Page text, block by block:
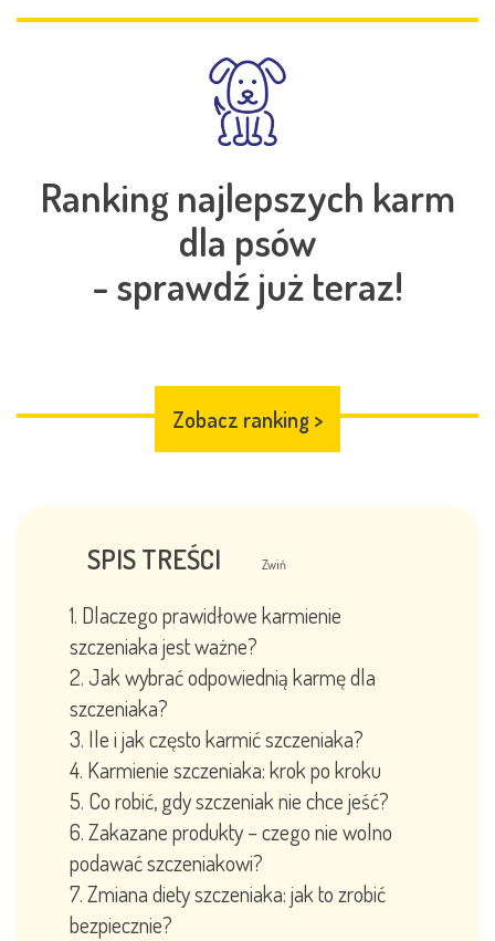
Ranking najlepszych karm
dla psów
- sprawdź już teraz!
Zobacz ranking >
SPIS TREŚCI Zwiń
Dlaczego prawidłowe karmienie
szczeniaka jest ważne?
Jak wybrać odpowiednią karmę dla
szczeniaka?
Ile i jak często karmić szczeniaka?
Karmienie szczeniaka: krok po kroku
Co robić, gdy szczeniak nie chce jeść?
Zakazane produkty – czego nie wolno
podawać szczeniakowi?
Zmiana diety szczeniaka: jak to zrobić
bezpiecznie?